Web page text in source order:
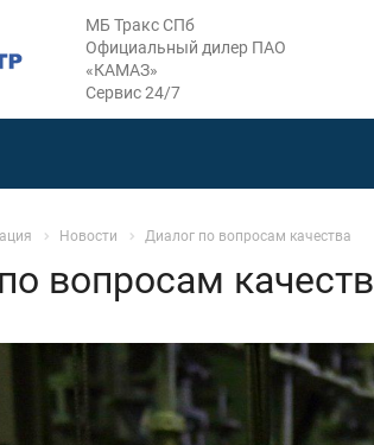
МБ Тракс СПб
Официальный дилер ПАО
«КАМАЗ»
Сервис 24/7
Новости Диалог по вопросам качества
вопросам